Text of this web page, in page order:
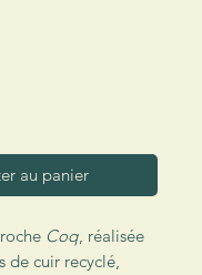
au panier
Coq, réalisée
de cuir recyclé,